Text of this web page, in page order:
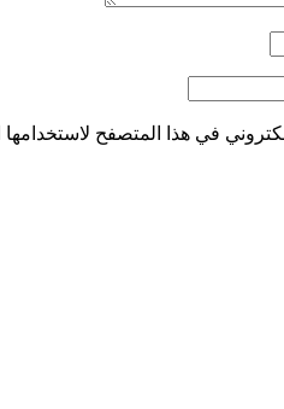
في هذا المتصفح لاستخدامها